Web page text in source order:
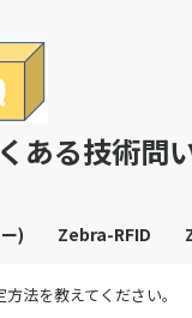
ある技術問
) Zebra-RFID
法を教えてください。